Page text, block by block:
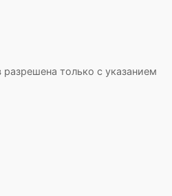
только с указанием